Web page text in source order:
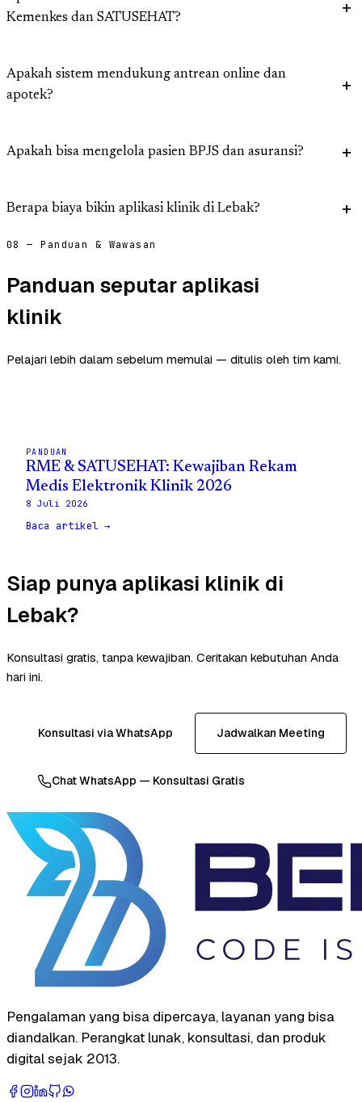
Kemenkes dan SATUSEHAT?
Apakah sistem mendukung antrean online dan
apotek?
Apakah bisa mengelola pasien BPJS dan asuransi?
Berapa biaya bikin aplikasi klinik di Lebak?
08 — Panduan & Wawasan
Panduan seputar aplikasi
klinik
Pelajari lebih dalam sebelum memulai — ditulis oleh tim kami.
PANDUAN
RME & SATUSEHAT: Kewajiban Rekam
Medis Elektronik Klinik 2026
8 Juli 2026
Baca artikel →
Siap punya aplikasi klinik di
Lebak?
Konsultasi gratis, tanpa kewajiban. Ceritakan kebutuhan Anda
hari ini.
Konsultasi via WhatsApp Jadwalkan Meeting
Chat WhatsApp — Konsultasi Gratis
Pengalaman yang bisa dipercaya, layanan yang bisa
diandalkan. Perangkat lunak, konsultasi, dan produk
digital sejak 2013.